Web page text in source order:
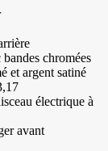
chromées
et argent satiné
électrique à
avant